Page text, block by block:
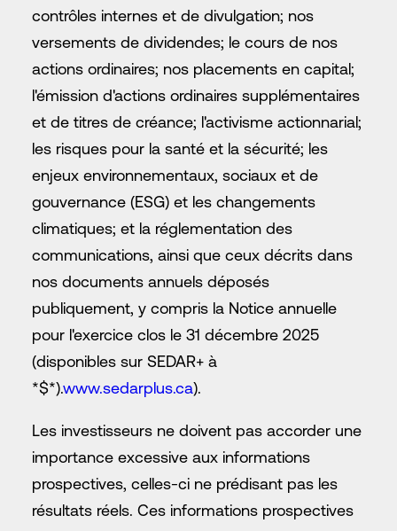
contrôles internes et de divulgation; nos
versements de dividendes; le cours de nos
actions ordinaires; nos placements en capital;
l'émission d'actions ordinaires supplémentaires
et de titres de créance; l'activisme actionnarial;
les risques pour la santé et la sécurité; les
enjeux environnementaux, sociaux et de
gouvernance (ESG) et les changements
climatiques; et la réglementation des
communications, ainsi que ceux décrits dans
nos documents annuels déposés
publiquement, y compris la Notice annuelle
pour l'exercice clos le 31 décembre 2025
(disponibles sur SEDAR+ à
*$*).www.sedarplus.ca).
Les investisseurs ne doivent pas accorder une
importance excessive aux informations
prospectives, celles-ci ne prédisant pas les
résultats réels. Ces informations prospectives